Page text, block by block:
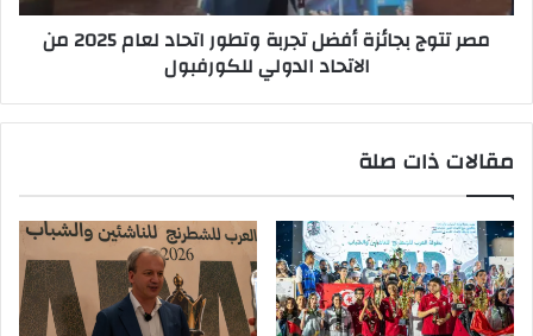
2025
مصر تتوج بجائزة أفضل تجربة وتطور اتحاد لعام 2025 من
الاتحاد الدولي للكورفبول
مقالات ذات صلة